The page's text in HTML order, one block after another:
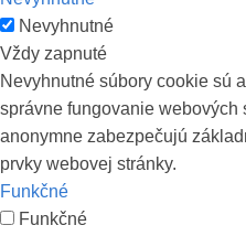
Nevyhnutné
Vždy zapnuté
Nevyhnutné súbory cookie sú
správne fungovanie webových
anonymne zabezpečujú
prvky webovej stránky.
Funkčné
Funkčné